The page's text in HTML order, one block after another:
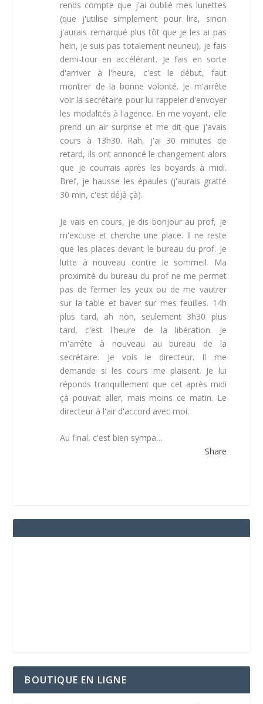
rends compte que j'ai oublié mes lunettes
(que j'utilise simplement pour lire, sinon
j'aurais remarqué plus tôt que je les ai pas
hein, je suis pas totalement neuneu), je fais
demi-tour en accélérant. Je fais en sorte
d'arriver à l'heure, c'est le début, faut
montrer de la bonne volonté. Je m'arrête
voir la secrétaire pour lui rappeler d'envoyer
les modalités à l'agence. En me voyant, elle
prend un air surprise et me dit que j'avais
cours à 13h30. Rah, j'ai 30 minutes de
retard, ils ont annoncé le changement alors
que je courrais après les boyards à midi.
Bref, je hausse les épaules (j'aurais gratté
30 min, c'est déjà çà).
Je vais en cours, je dis bonjour au prof, je
m'excuse et cherche une place. Il ne reste
que les places devant le bureau du prof. Je
lutte à nouveau contre le sommeil. Ma
proximité du bureau du prof ne me permet
pas de fermer les yeux ou de me vautrer
sur la table et baver sur mes feuilles. 14h
plus tard, ah non, seulement 3h30 plus
tard, c'est l'heure de la libération. Je
m'arrête à nouveau au bureau de la
secrétaire. Je vois le directeur. Il me
demande si les cours me plaisent. Je lui
réponds tranquillement que cet après midi
çà pouvait aller, mais moins ce matin. Le
directeur à l'air d'accord avec moi.
Au final, c'est bien sympa…
Share
BOUTIQUE EN LIGNE